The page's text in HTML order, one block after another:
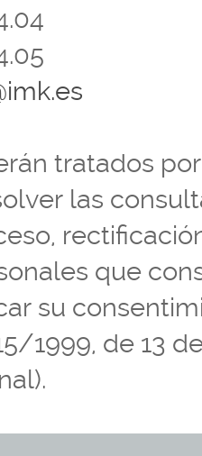
tratados
las
que
su
1999, de 13